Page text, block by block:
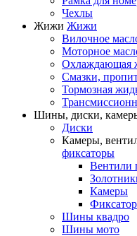
Чехлы
Жижи Жижи
Вилочное
Моторное
Охлаждающая
Смазки,
Тормозная
Шины, диски,
Диски
Камеры,
фиксаторы
Вентили
Камеры
Шины квадро
Шины мото